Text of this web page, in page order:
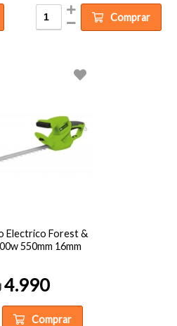
Comprar
Electrico Forest &
550mm 16mm
4.990
Comprar